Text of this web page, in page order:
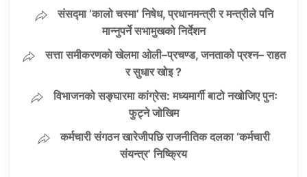
संसद्मा ‘कालो चस्मा’ निषेध, प्रधानमन्त्री र मन्त्रीले पनि
मान्नुपर्ने सभामुखको निर्देशन
सत्ता समीकरणको खेलमा ओली–प्रचण्ड, जनताको प्रश्न– राहत
र सुधार खोइ ?
विभाजनको सङ्घारमा कांग्रेस: मध्यमार्गी बाटो नखोजिए पुनः
फुट्ने जोखिम
कर्मचारी संगठन खारेजीपछि राजनीतिक दलका ‘कर्मचारी
संयन्त्र’ निष्क्रिय